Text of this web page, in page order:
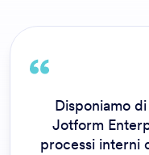
Disponiamo
Jotform
processi interni